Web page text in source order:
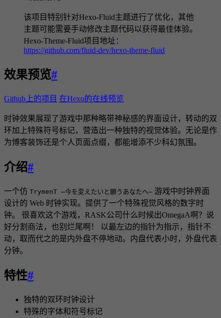
该项目特别针对Hexo-Fluid主题进行了优化，其他
主题可能需要手动修改主题代码以获得最佳体验。
Hexo-Theme-Fluid项目地址：
https://github.com/fluid-dev/hexo-theme-fluid
效果预览#
Github上的项目 在Hexo的在线预览
时钟效果展现了游戏中那种略带神秘感的界面设计，转动的双
环加上特殊符号标记，营造出一种独特的视觉体验。无论是作
为博客装饰还是个人页面点缀，都能增添不少科幻氛围。
介绍#
一个仿 TrymenT ―今を変えたいと願うあなたへ― 游戏中时钟界面
设计的 Web 时钟实现。提供了一个特殊视觉风格的数字时
钟。 很喜欢这个游戏，RASK公司什么时候出OmegaA啊？说
好分割商法，也别烂尾啊！ 以最左边的指针为指示，指针不
动，取而代之的是内外盘不停地动。内盘代表小时，外盘代表
分钟。
特性#
独特的双环时钟设计
特殊的字体和符号标记